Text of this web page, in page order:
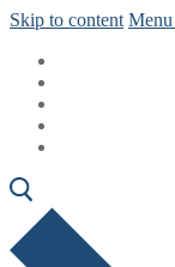
Skip to content Menu